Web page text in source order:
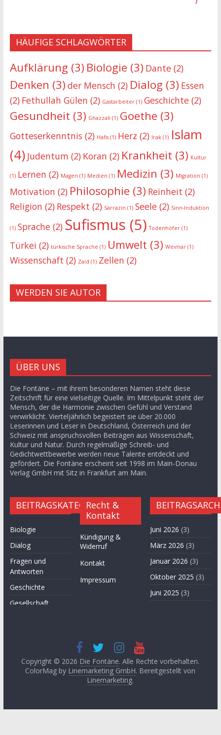
HÄUFIGE SCHLAGWÖRTER
Aufklärung (3) Biologie (3) Dante(2)
Denken (3) der Mensch (2) Dialog (3) Essen
(2) Fethullah Gülen (2) Gastarbeiter(1) Geschichte(2)
Gesundheit (3) Ghazzali (1) Goethe (3)
Gotteserkenntnis (2) Hafis(1) Herz (2) Irak(1) Islam
(4) Judentum (2) Koran (2) Krankheit (3) Kultur
(1) Lernen (2) Magen (1) Medien (1) Medizin (3) Migration (1)
Motivation (2) Philosophie (3) Reinheit (2)
Religion (2) Respekt (2) Sarrazin (1) Seele(2) Sinn-Induktion
(1) Sprache(2) Sufismus (5) Todenhöfer(1)
Türkei (2) türkische Sprache (1) Umwelt (3) Weimar(1)
Wissenschaft (2) Zaid (1) Zellen (2)
WERDEN SIE AUTOR
ÜBER UNS
Die Fontäne – mit ihrem besonderen Namen steht diese
Zeitschrift für eine vielseitige Quelle. Im Mittelpunkt steht der
Mensch, der die Harmonie zwischen Gefühl und Verstand
verwirklicht. Vierteljährlich begeistert sie über 20.000
Leserinnen und Leser in Deutschland, Österreich und der
Schweiz mit anspruchsvollen Beiträgen aus Wissenschaft,
Kultur und Natur. Durch regelmäßige Schreib- und
Gedichtwettbewerbe werden neue Talente entdeckt und
gefördert. Die Fontäne erscheint seit 1998 im Main-Donau
Verlag GmbH mit Sitz in Frankfurt am Main.
BEITRAGSKATEGORIEN
Biologie
Dialog
Fragen und
Antworten
Geschichte
Gesellschaft
Leitartikel von
Fethullah Gülen
Lyrik
Recht &
Kontakt
Kündigung &
Widerruf
Kontakt
Impressum
Juni 2026 (3)
März 2026 (3)
Januar 2026 (3)
Oktober 2025 (3)
Juni 2025 (3)
2024(3)
Juni 2024
April 2024(2)
Copyright © 2026 Die Fontäne. Alle Rechte vorbehalten.
ColorMag by Linemarketing GmbH. Bereitgestellt von
Linemarketing.